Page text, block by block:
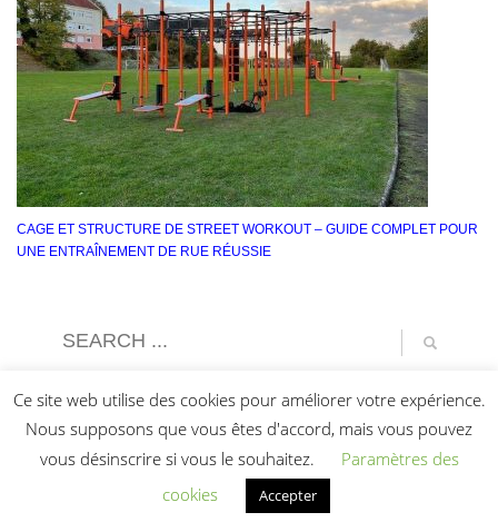
CAGE ET STRUCTURE DE STREET WORKOUT – GUIDE COMPLET POUR
UNE ENTRAÎNEMENT DE RUE RÉUSSIE
Ce site web utilise des cookies pour améliorer votre expérience.
Nous supposons que vous êtes d'accord, mais vous pouvez
vous désinscrire si vous le souhaitez.
Paramètres des
cookies
Accepter